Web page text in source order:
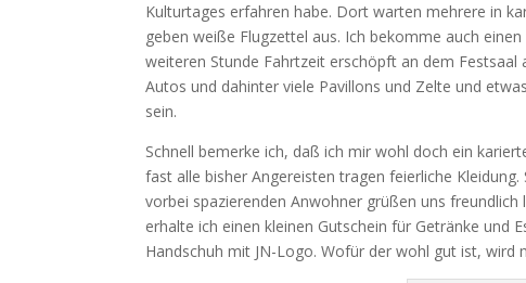
Kulturtages erfahren habe. Dort warten mehrere in
geben weiße Flugzettel aus. Ich bekomme auch
weiteren Stunde Fahrtzeit erschöpft an dem
Autos und dahinter viele Pavillons und Zelte und
sein.
Schnell bemerke ich, daß ich mir wohl doch ein
fast alle bisher Angereisten tragen feierliche
vorbei spazierenden Anwohner grüßen uns
erhalte ich einen kleinen Gutschein für Getränke und
Handschuh mit JN-Logo. Wofür der wohl gut ist, wird